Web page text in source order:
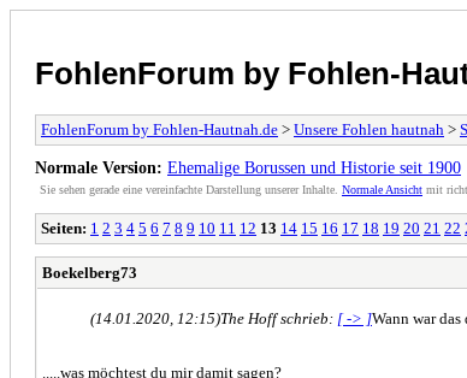
FohlenForum by Fohlen-
FohlenForum by Fohlen-Hautnah.de > Unsere Fohlen hautnah >
Normale Version: Ehemalige Borussen und Historie seit 1900
Sie sehen gerade eine vereinfachte Darstellung unserer Inhalte. Normale Ansicht mit
Seiten: 1 2 3 4 5 6 7 8 9 10 11 12 13 14 15 16 17 18 19 20 21 22
Boekelberg73
(14.01.2020, 12:15)The Hoff schrieb: [ -> ]Wann war
.....was möchtest du mir damit sagen?